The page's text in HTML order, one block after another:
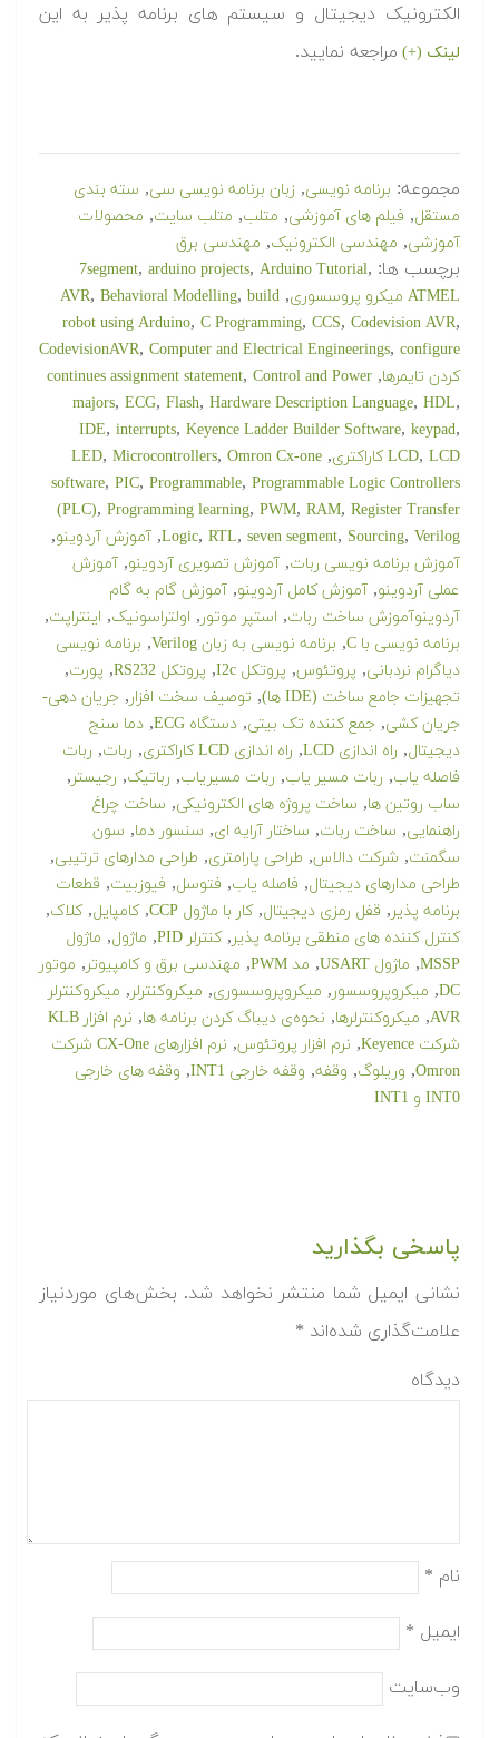
الکترونیک دیجیتال و سیستم های برنامه پذیر به این
لینک (+) مراجعه نمایید.
مجموعه: برنامه نویسی, زبان برنامه نویسی سی, سته بندی
مستقل, فیلم های آموزشی, متلب, متلب سایت, محصولات
آموزشی, مهندسی الکترونیک, مهندسی برق
برچسب ها: 7segment, arduino projects, Arduino Tutorial,
ATMEL میکرو پروسسوری ,
AVR, Behavioral Modelling, build
robot using Arduino, C Programming, CCS, Codevision AVR,
CodevisionAVR, Computer and Electrical Engineerings, configure
کردن تایمرها,
continues assignment statement, Control and Power
majors, ECG, Flash, Hardware Description Language, HDL,
IDE, interrupts, Keyence Ladder Builder Software, keypad,
LCD, LCD کاراکتری ,
LED, Microcontrollers, Omron Cx-one
software, PIC, Programmable, Programmable Logic Controllers
(PLC), Programming learning, PWM, RAM, Register Transfer
Logic, RTL, seven segment, Sourcing, Verilog
, آموزش آردوینو,
آموزش برنامه نویسی ربات, آموزش تصویری آردوینو, آموزش
عملی آردوینو, آموزش کامل آردوینو, آموزش گام به گام
آردوینوآموزش ساخت ربات, استپر موتور , اولتراسونیک, اینتراپت,
برنامه نویسی با C , برنامه نویسی به زبان Verilog , برنامه نویسی
دیاگرام نردبانی, پروتئوس, پروتکل I2c , پروتکل RS232 , پورت,
تجهیزات جامع ساخت (IDE ها) , توصیف سخت افزار , جریان دهی-
جریان کشی, جمع کننده تک بیتی, دستگاه ECG , دما سنج
دیجیتال, راه اندازی LCD , راه اندازی LCD کاراکتری , ربات, ربات
فاصله یاب, ربات مسیر یاب, ربات مسیریاب, رباتیک, رجیستر ,
ساب روتین ها, ساخت پروژه های الکترونیکی, ساخت چراغ
راهنمایی, ساخت ربات, ساختار آرایه ای, سنسور دما, سون
سگمنت, شرکت دالاس, طراحی پارامتری, طراحی مدارهای ترتیبی,
طراحی مدارهای دیجیتال, فاصله یاب, فتوسل, فیوزبیت, قطعات
برنامه پذیر , قفل رمزی دیجیتال,کار با ماژول CCP ,کامپایل,کلاک,
کنترل کننده های منطقی برنامه پذیر ,کنترلر PID , ماژول, ماژول
MSSP
, ماژول USART , مد PWM , مهندسی برق و کامپیوتر , موتور
DC
, میکروپروسسور , میکروپروسسوری, میکروکنترلر , میکروکنترلر
AVR
, میکروکنترلرها, نحوه‌ی دیباگ کردن برنامه ها,
نرم افزار KLB
شرکت Keyence
, نرم افزار پروتئوس,
نرم افزارهای CX-One شرکت
Omron
, وریلوگ, وقفه, وقفه خارجی INT1 , وقفه های خارجی
INT0 و INT1
پاسخی بگذارید
نشانی ایمیل شما منتشر نخواهد شد. بخش‌های موردنیاز
علامت‌گذاری شده‌اند *
دیدگاه
نام *
ایمیل *
وب‌سایت